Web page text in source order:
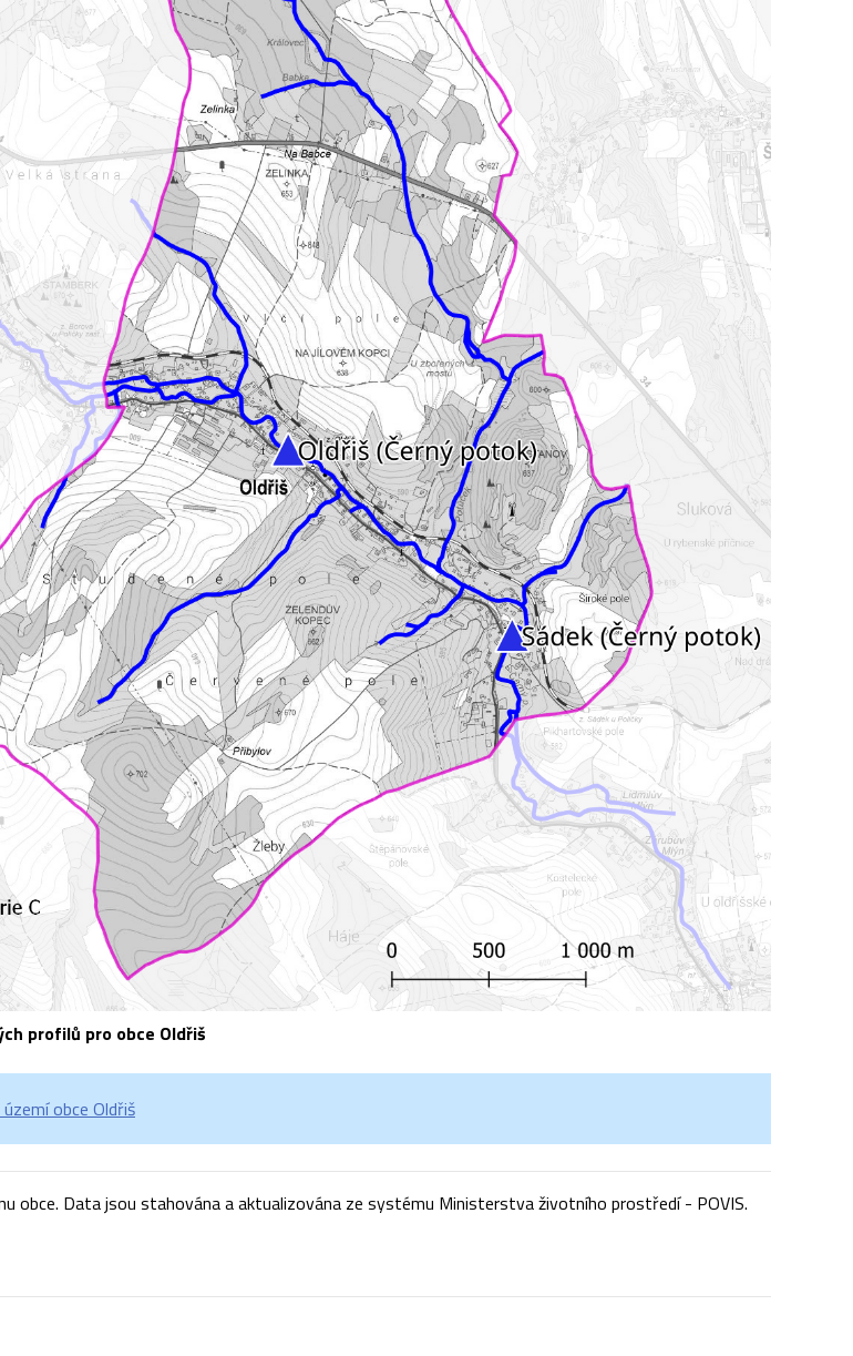
profilů pro obce Oldřiš
obce Oldřiš
obce. Data jsou stahována a aktualizována ze systému Ministerstva životního prostředí - POVIS.